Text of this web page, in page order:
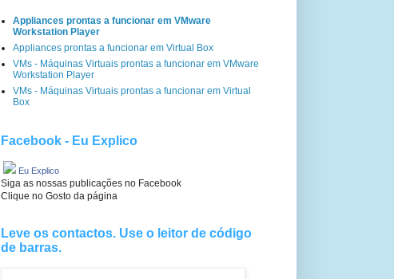
Appliances prontas a funcionar em VMware
Workstation Player
Appliances prontas a funcionar em Virtual Box
VMs - Máquinas Virtuais prontas a funcionar em VMware
Workstation Player
VMs - Máquinas Virtuais prontas a funcionar em Virtual
Box
Facebook - Eu Explico
Eu Explico
Siga as nossas publicações no Facebook
Clique no Gosto da página
Leve os contactos. Use o leitor de código
de barras.